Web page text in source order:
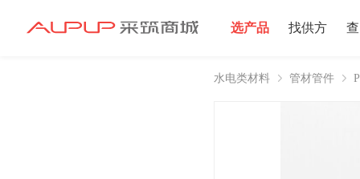
选产品 找供方
水电类材料 管材管件